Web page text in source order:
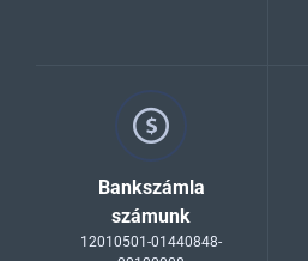
Bankszámla
számunk
12010501-01440848-